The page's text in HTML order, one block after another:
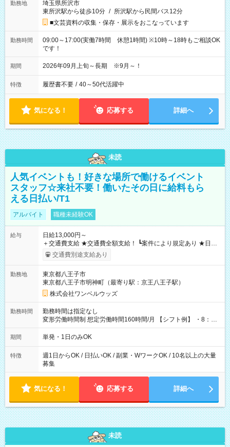
勤務地
埼玉県所沢市
東所沢駅から徒歩10分 / 所沢駅から民間バス12分
■文芸資料の収集・保存・展示をおこなっています
勤務時間
09:00～17:00(実働7時間 休憩1時間) ※10時～18時もご相談OK
です！
期間 2026年09月上旬～長期 ※9月～！
特徴 履歴書不要 / 40～50代活躍中
気になる！ 応募する 詳細へ
未読
人気イベントも！好きな場所で働けるイベント
スタッフ☆来社不要！働いたその日に給料もら
える日払い/T1
アルバイト 職種未経験OK
給与
日給13,000円～
＋交通費支給 ★交通費全額支給！ ┗案件により規定あり ★日払
いOK！（規定あり） ┗働いたその日に現金GET♪ お仕事後はコ
ンビニATMから 日払い分を引き落とせます！ 【試用期間】試
交通費別途支給あり
勤務地
東京都八王子市
東京都八王子市明神町（最寄り駅：京王八王子駅）
株式会社ワンベルウッズ
勤務時間
勤務時間は指定なし
変形労働時間制 想定労働時間160時間/月 【シフト例】 ・8：00
～21：00
期間 単発・1日のみOK
特徴
週1日からOK / 日払いOK / 副業・WワークOK / 10名以上の大量
募集
気になる！ 応募する 詳細へ
未読